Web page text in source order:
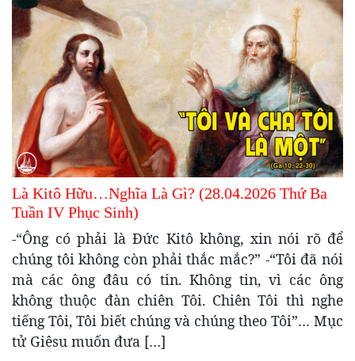
Là Kitô Hữu…Nghĩa Là Gì? (28.04.2026 Thứ Ba
Tuần IV Phục Sinh)
-“Ông có phải là Đức Kitô không, xin nói rõ để
chúng tôi không còn phải thắc mắc?” -“Tôi đã nói
mà các ông đâu có tin. Không tin, vì các ông
không thuộc đàn chiên Tôi. Chiên Tôi thì nghe
tiếng Tôi, Tôi biết chúng và chúng theo Tôi”… Mục
tử Giêsu muốn đưa […]